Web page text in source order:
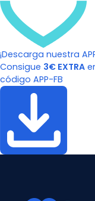
¡Descarga nuestra
Consigue 3€ EXTRA
código APP-FB